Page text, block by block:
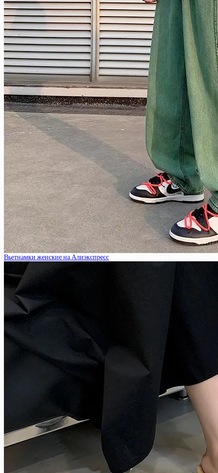
Вьетнамки женские на Алиэкспресс